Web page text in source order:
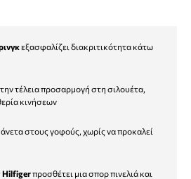
εξασφαλίζει διακριτικότητα κάτω
την τέλεια προσαρμογή στη σιλουέτα,
κινήσεων
στους γοφούς, χωρίς να προκαλεί
Hilfigerπροσθέτει μια σπορ πινελιά και